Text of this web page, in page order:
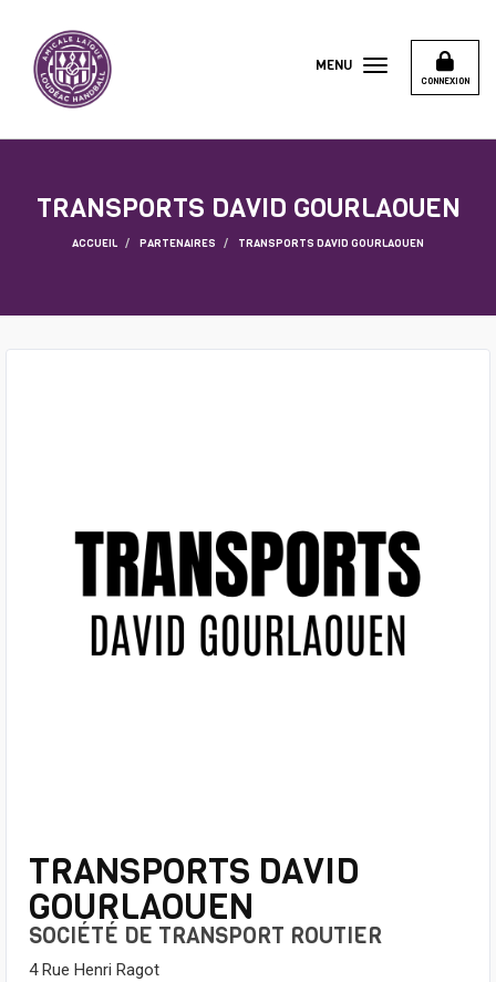
CONNEXION
MENU
TRANSPORTS DAVID GOURLAOUEN
ACCUEIL PARTENAIRES TRANSPORTS DAVID GOURLAOUEN
TRANSPORTS DAVID
GOURLAOUEN
SOCIÉTÉ DE TRANSPORT ROUTIER
4 Rue Henri Ragot